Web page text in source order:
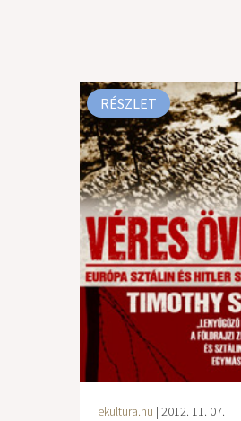
RÉSZLET
ekultura.hu | 2012. 11. 07.